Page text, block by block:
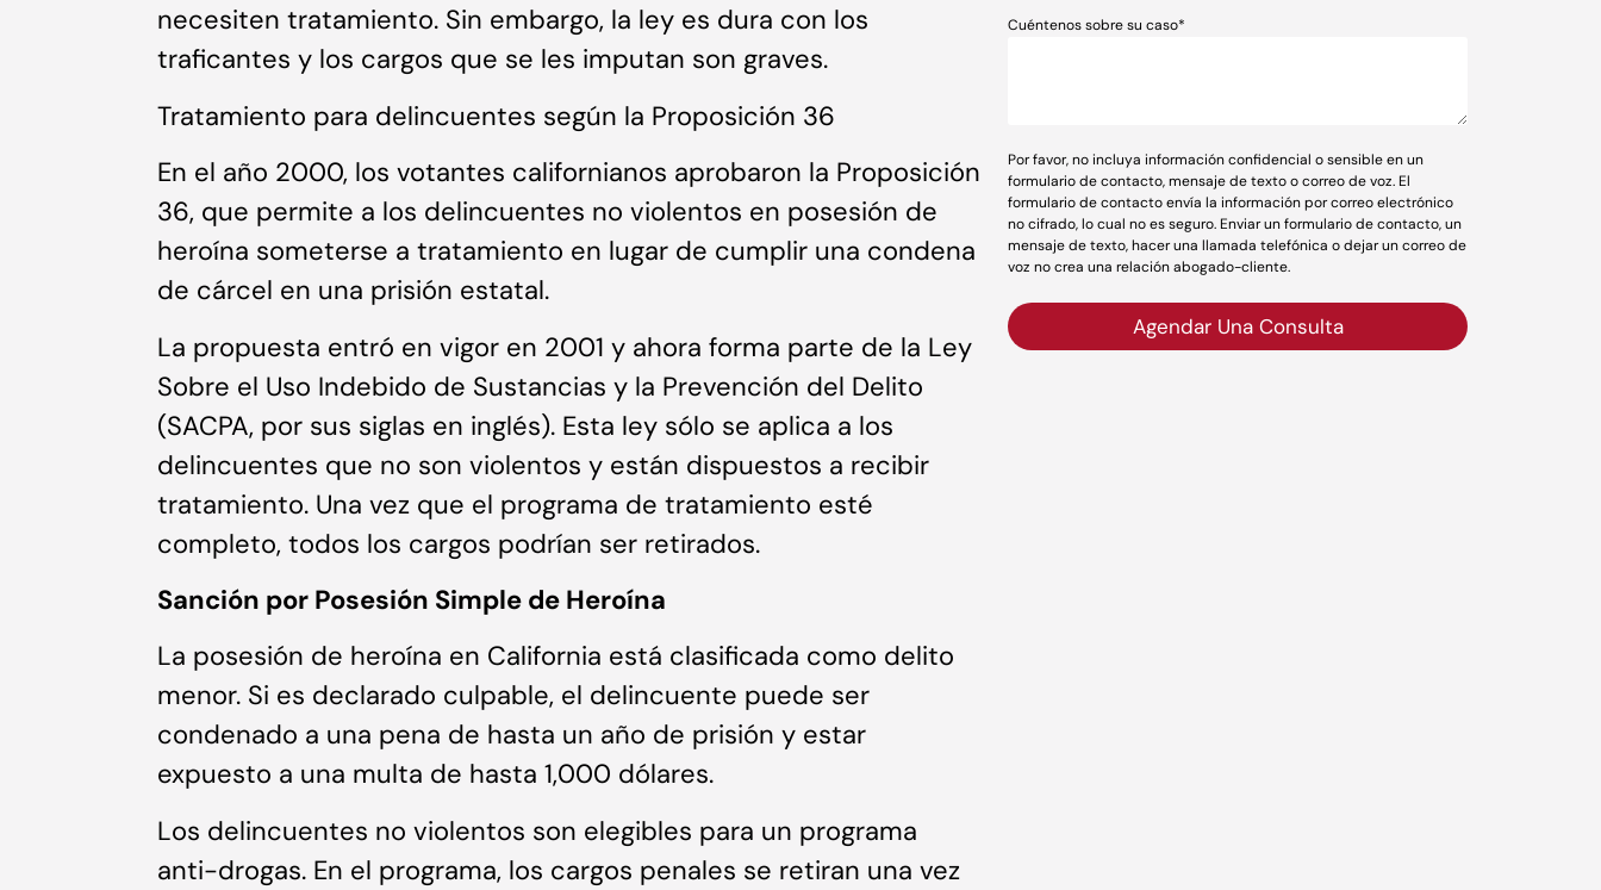
necesiten tratamiento. Sin embargo, la ley es dura con los
traficantes y los cargos que se les imputan son graves.
Tratamiento para delincuentes según la Proposición 36
En el año 2000, los votantes californianos aprobaron la Proposición
36, que permite a los delincuentes no violentos en posesión de
heroína someterse a tratamiento en lugar de cumplir una condena
de cárcel en una prisión estatal.
La propuesta entró en vigor en 2001 y ahora forma parte de la Ley
Sobre el Uso Indebido de Sustancias y la Prevención del Delito
(SACPA, por sus siglas en inglés). Esta ley sólo se aplica a los
delincuentes que no son violentos y están dispuestos a recibir
tratamiento. Una vez que el programa de tratamiento esté
completo, todos los cargos podrían ser retirados.
Sanción por Posesión Simple de Heroína
La posesión de heroína en California está clasificada como delito
menor. Si es declarado culpable, el delincuente puede ser
condenado a una pena de hasta un año de prisión y estar
expuesto a una multa de hasta 1,000 dólares.
Los delincuentes no violentos son elegibles para un programa
anti-drogas. En el programa, los cargos penales se retiran una vez
Cuéntenos sobre su caso*
Por favor, no incluya información confidencial o sensible en un
formulario de contacto, mensaje de texto o correo de voz. El
formulario de contacto envía la información por correo electrónico
no cifrado, lo cual no es seguro. Enviar un formulario de contacto, un
mensaje de texto, hacer una llamada telefónica o dejar un correo de
voz no crea una relación abogado-cliente.
Agendar Una Consulta